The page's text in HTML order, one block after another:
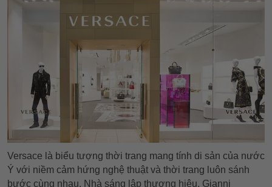
Versace là biểu tượng thời trang mang tính di sản của nước
Ý với niềm cảm hứng nghệ thuật và thời trang luôn sánh
bước cùng nhau. Nhà sáng lập thương hiệu, Gianni